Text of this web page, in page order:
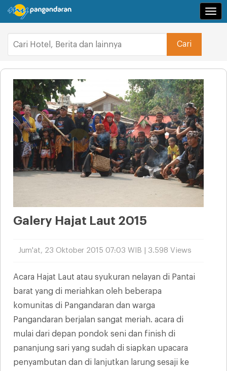
Galery Hajat Laut 2015
Jum'at, 23 Oktober 2015 07:03 WIB | 3.598 Views
Acara Hajat Laut atau syukuran nelayan di Pantai
barat yang di meriahkan oleh beberapa
komunitas di Pangandaran dan warga
Pangandaran berjalan sangat meriah. acara di
mulai dari depan pondok seni dan finish di
pananjung sari yang sudah di siapkan upacara
penyambutan dan di lanjutkan larung sesaji ke